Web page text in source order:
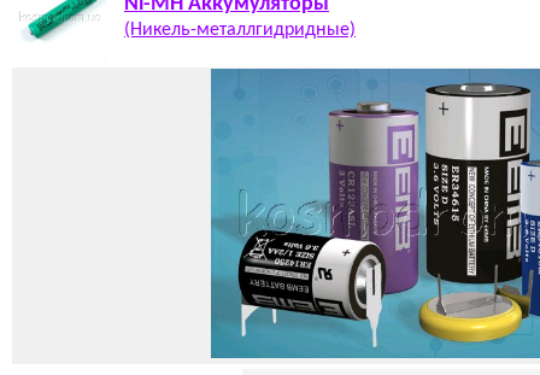
(Никель-металлгидридные)